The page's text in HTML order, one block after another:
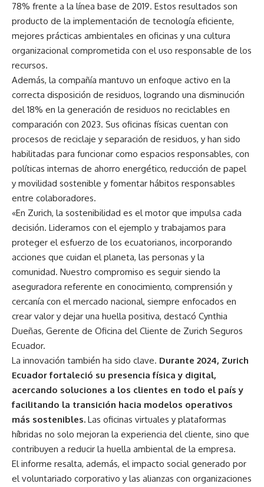
78% frente a la línea base de 2019. Estos resultados son
producto de la implementación de tecnología eficiente,
mejores prácticas ambientales en oficinas y una cultura
organizacional comprometida con el uso responsable de los
recursos.
Además, la compañía mantuvo un enfoque activo en la
correcta disposición de residuos, logrando una disminución
del 18% en la generación de residuos no reciclables en
comparación con 2023. Sus oficinas físicas cuentan con
procesos de reciclaje y separación de residuos, y han sido
habilitadas para funcionar como espacios responsables, con
políticas internas de ahorro energético, reducción de papel
y movilidad sostenible y fomentar hábitos responsables
entre colaboradores.
«En Zurich, la sostenibilidad es el motor que impulsa cada
decisión. Lideramos con el ejemplo y trabajamos para
proteger el esfuerzo de los ecuatorianos, incorporando
acciones que cuidan el planeta, las personas y la
comunidad. Nuestro compromiso es seguir siendo la
aseguradora referente en conocimiento, comprensión y
cercanía con el mercado nacional, siempre enfocados en
crear valor y dejar una huella positiva, destacó Cynthia
Dueñas, Gerente de Oficina del Cliente de Zurich Seguros
Ecuador.
La innovación también ha sido clave. Durante 2024, Zurich
Ecuador fortaleció su presencia física y digital,
acercando soluciones a los clientes en todo el país y
facilitando la transición hacia modelos operativos
más sostenibles. Las oficinas virtuales y plataformas
híbridas no solo mejoran la experiencia del cliente, sino que
contribuyen a reducir la huella ambiental de la empresa.
El informe resalta, además, el impacto social generado por
el voluntariado corporativo y las alianzas con organizaciones